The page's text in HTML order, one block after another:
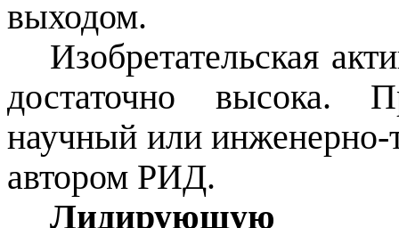
выходом.
Изобретательская
достаточно высока.
научный или инженерно-
автором РИД.
Лидирующую